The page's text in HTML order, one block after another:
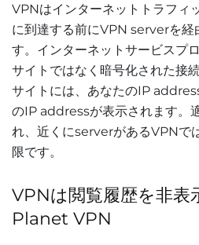
VPNはインターネットトラフィ
に到達する前にVPN serverを経
す。インターネットサービスプ
サイトではなく暗号化された接
サイトには、あなたのIP
のIP addressが表示されます。
れ、近くにserverがあるVPNで
限です。
VPNは閲覧履歴を非表
Planet VPN